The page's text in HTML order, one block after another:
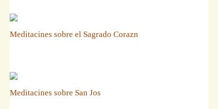
Meditacines sobre el Sagrado Corazn
Meditacines sobre San Jos